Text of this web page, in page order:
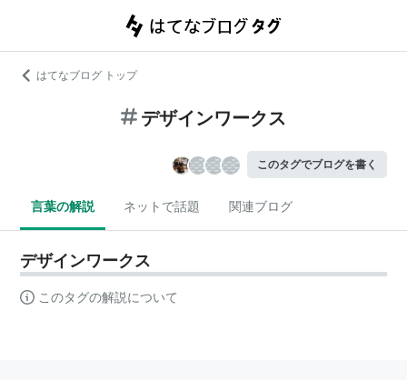
はてなブログ トップ
デザインワークス
このタグでブログを書く
言葉の解説 ネットで話題 関連ブログ
デザインワークス
このタグの解説について